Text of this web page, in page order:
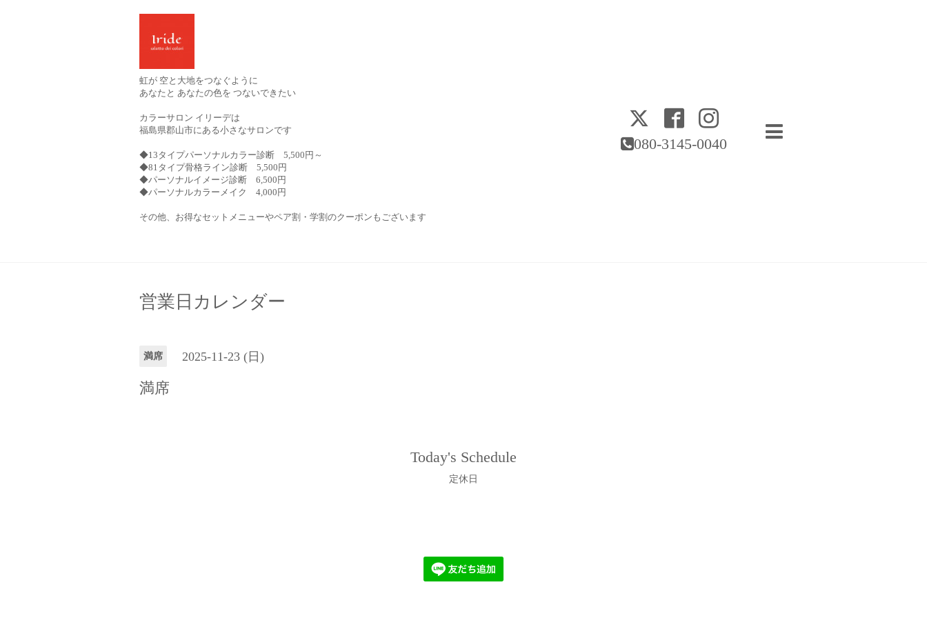
080-3145-0040
虹が 空と大地をつなぐように
あなたと あなたの色を つないできたい
カラーサロン イリーデは
福島県郡山市にある小さなサロンです
◆13タイプパーソナルカラー診断 5,500円～
◆81タイプ骨格ライン診断 5,500円
◆パーソナルイメージ診断 6,500円
◆パーソナルカラーメイク 4,000円
その他、お得なセットメニューやペア割・学割のクーポンもございます
営業日カレンダー
満席 2025-11-23 (日)
満席
Today's Schedule
定休日